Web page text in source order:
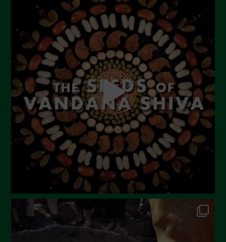
Ottobre 2023
Settembre 2023
Agosto 2023
Luglio 2023
Giugno 2023
Maggio 2023
Aprile 2023
Marzo 2023
Febbraio 2023
Dicembre 2022
Novembre 2022
Ottobre 2022
Settembre 2022